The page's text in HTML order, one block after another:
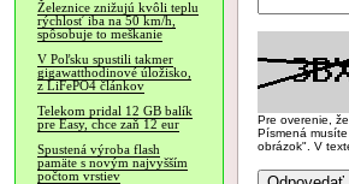
Železnice znižujú kvôli teplu
rýchlosť iba na 50 km/h,
spôsobuje to meškanie
V Poľsku spustili takmer
gigawatthodinové úložisko,
z LiFePO4 článkov
Telekom pridal 12 GB balík
pre Easy, chce zaň 12 eur
Spustená výroba flash
pamäte s novým najvyšším
počtom vrstiev
Pre overenie,
Písmená
obrázok". V